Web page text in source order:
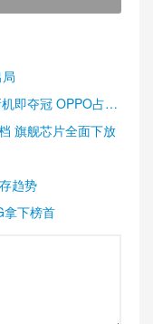
即夺冠 OPPO占据
旗舰芯片全面下放
趋势
拿下榜首